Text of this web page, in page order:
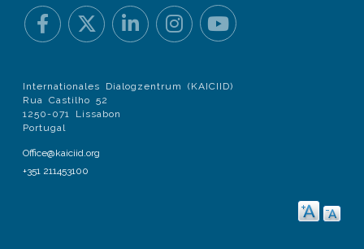
Internationales Dialogzentrum (KAICIID)
Rua Castilho 52
1250-071 Lissabon
Portugal
Office@kaiciid.org
+351 211453100